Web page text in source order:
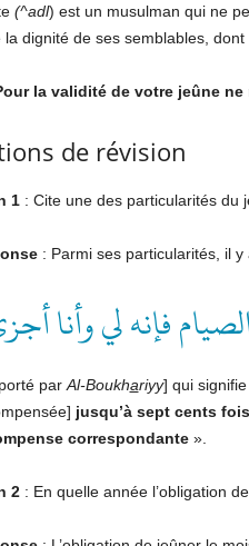
(^adl) est un musulman qui ne
la dignité de ses semblables,
la validité de votre jeûne
de révision
1: Cite une des particularités du
: Parmi ses particularités, il
فإنه لي وأنا
par Al-Boukhariyy] qui signifie
jusqu’à sept cents
correspondante».
2: En quelle année l’obligation